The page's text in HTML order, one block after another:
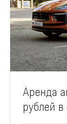
Аренда
рублей в